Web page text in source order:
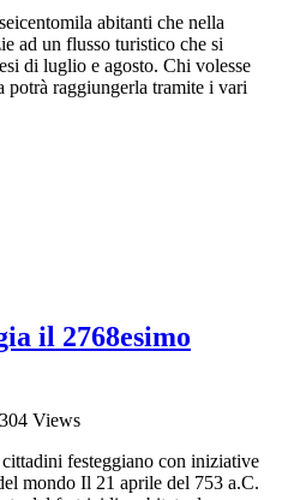
abitanti che nella
ad un flusso turistico che si
di luglio e agosto. Chi volesse
potrà raggiungerla tramite i vari
il 2768esimo
Views
festeggiano con iniziative
mondo Il 21 aprile del 753 a.C.